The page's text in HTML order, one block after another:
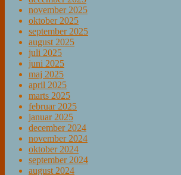
november 2025
oktober 2025
september 2025
august 2025
juli 2025
juni 2025
maj 2025
april 2025
marts 2025
februar 2025
januar 2025
december 2024
november 2024
oktober 2024
september 2024
august 2024